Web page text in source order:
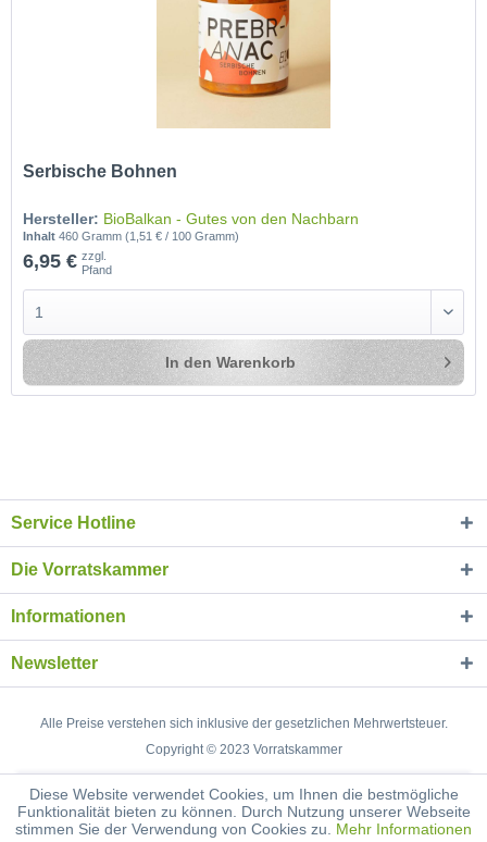
Serbische Bohnen
Hersteller: BioBalkan - Gutes von den Nachbarn
Inhalt460 Gramm(1,51 € / 100 Gramm)
6,95 € zzgl.
Pfand
In den Warenkorb
Service Hotline
Die Vorratskammer
Informationen
Newsletter
Alle Preise verstehen sich inklusive der gesetzlichen Mehrwertsteuer.
Copyright © 2023 Vorratskammer
Diese Website verwendet Cookies, um Ihnen die bestmögliche
Funktionalität bieten zu können. Durch Nutzung unserer Webseite
stimmen Sie der Verwendung von Cookies zu. Mehr Informationen